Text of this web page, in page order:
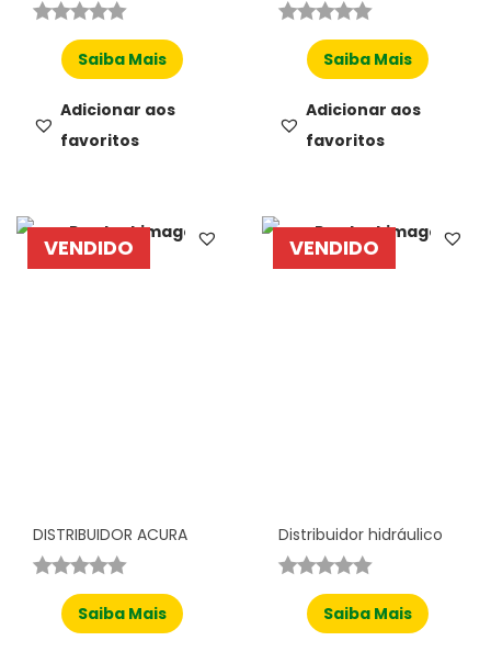
Saiba Mais
Adicionar aos
favoritos
Saiba Mais
Adicionar aos
favoritos
VENDIDO
DISTRIBUIDOR ACURA
Saiba Mais
VENDIDO
Distribuidor hidráulico
Saiba Mais